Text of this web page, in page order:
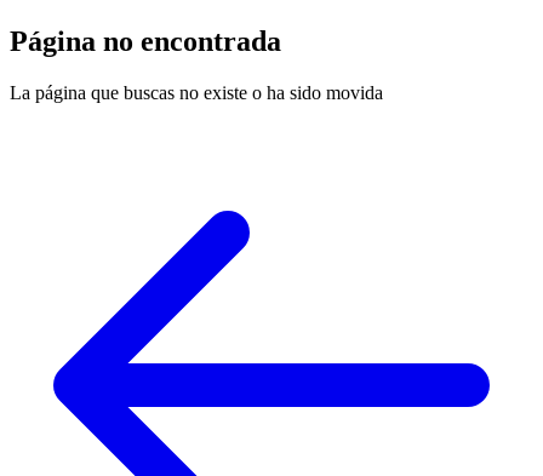
Página no encontrada
La página que buscas no existe o ha sido movida